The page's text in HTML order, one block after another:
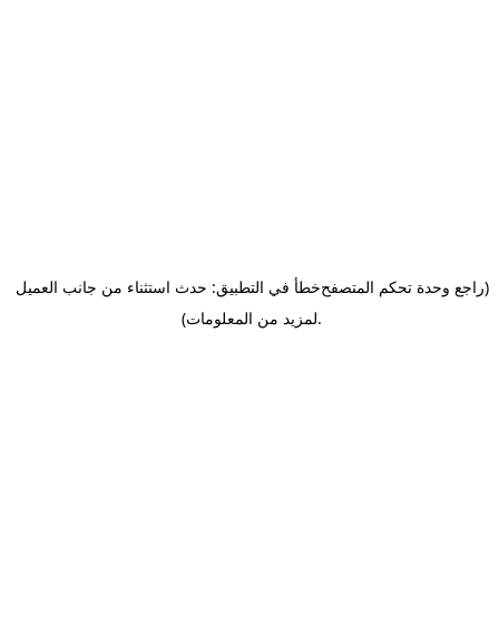
خطأ في التطبيق: حدث استثناء من جانب العميل(راجع وحدة تحكم المتصفح
لمزيد من المعلومات).